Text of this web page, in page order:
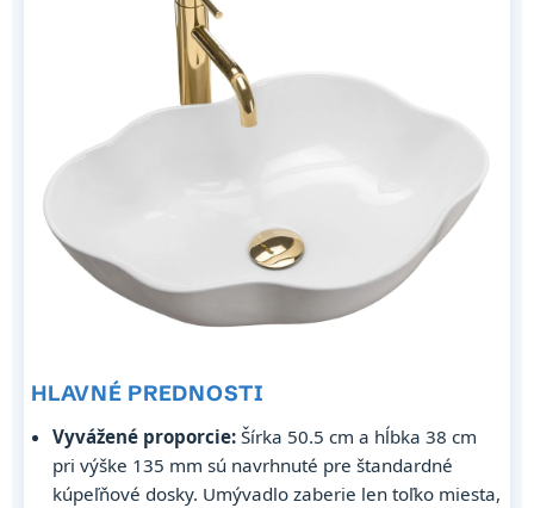
HLAVNÉ PREDNOSTI
Vyvážené proporcie: Šírka 50.5 cm a hĺbka 38 cm
pri výške 135 mm sú navrhnuté pre štandardné
kúpeľňové dosky. Umývadlo zaberie len toľko miesta,